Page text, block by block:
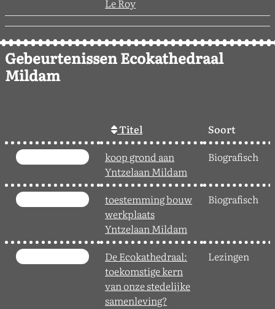
Le Roy
Gebeurtenissen Ecokathedraal
Mildam
Titel
Soort
koop grond aan
Yntzelaan Mildam
Biografisch
toestemming bouw
werkplaats
Yntzelaan Mildam
Biografisch
De Ecokathedraal:
toekomstige kern
van onze stedelijke
samenleving?
Lezingen